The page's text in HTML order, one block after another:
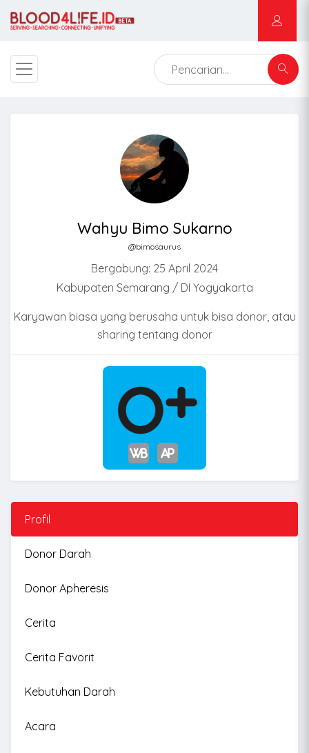
Wahyu Bimo Sukarno
@bimosaurus
Bergabung: 25 April 2024
Kabupaten Semarang / DI Yogyakarta
Karyawan biasa yang berusaha untuk bisa donor, atau
sharing tentang donor
Profil
Donor Darah
Donor Apheresis
Cerita
Cerita Favorit
Kebutuhan Darah
Acara